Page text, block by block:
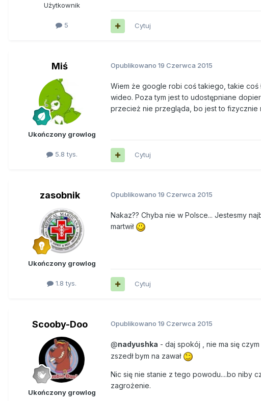
Użytkownik
5 Cytuj
Miś
Ukończony growlog
5.8 tys.
Opublikowano 19 Czerwca 2015
Wiem że google robi coś takiego, takie coś
wideo. Poza tym jest to udostępniane
przecież nie przegląda, bo jest to fizycznie
Cytuj
zasobnik
Ukończony growlog
1.8 tys.
Opublikowano 19 Czerwca 2015
Nakaz?? Chyba nie w Polsce... Jestesmy
martwił
Cytuj
Scooby-Doo
Ukończony growlog
Opublikowano 19 Czerwca 2015
@nadyushka - daj spokój , nie ma się
zszedł bym na zawał
Nic się nie stanie z tego powodu....bo niby
zagrożenie.